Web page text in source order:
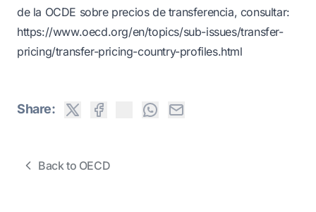
de la OCDE sobre precios de transferencia, consultar:
https://www.oecd.org/en/topics/sub-issues/transfer-
pricing/transfer-pricing-country-profiles.html
Share:
Back to OECD